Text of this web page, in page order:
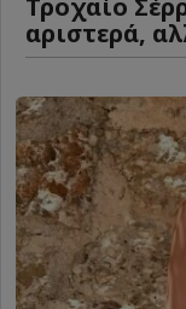
Τροχαίο
αριστερά,